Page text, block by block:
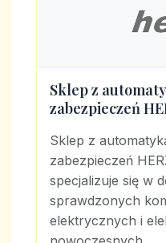
Sklep z
zabezpieczeń
Sklep z
zabezpieczeń
specjalizuje się w
sprawdzonych
elektrycznych i